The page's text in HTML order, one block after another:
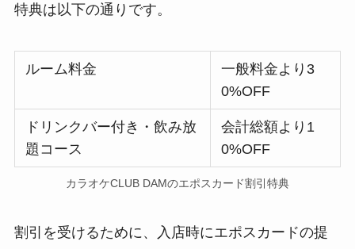
特典は以下の通りです。
ルーム料金
一般料金より3
0%OFF
ドリンクバー付き・飲み放
題コース
会計総額より1
0%OFF
カラオケCLUB DAMのエポスカード割引特典
割引を受けるために、入店時にエポスカードの提